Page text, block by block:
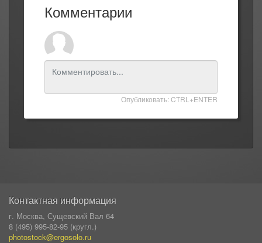
Комментарии
Опубликовать: CTRL+ENTER
Контактная информация
г. Москва, Сущевский Вал 64
8 (495) 995-82-95 (кругл.)
photostock@ergosolo.ru